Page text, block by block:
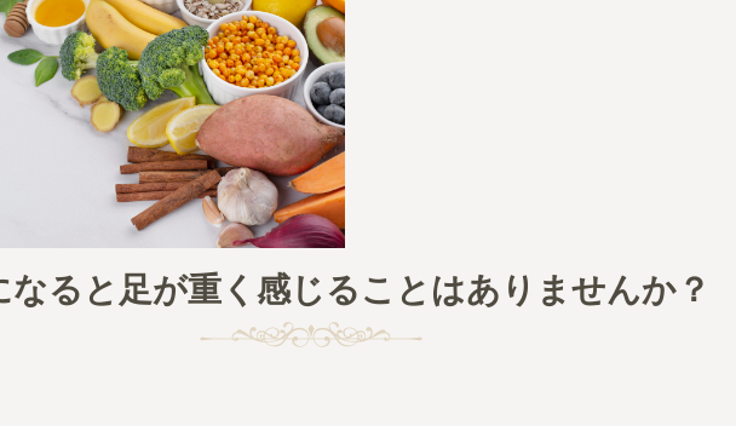
なると足が重く感じることはありませんか？